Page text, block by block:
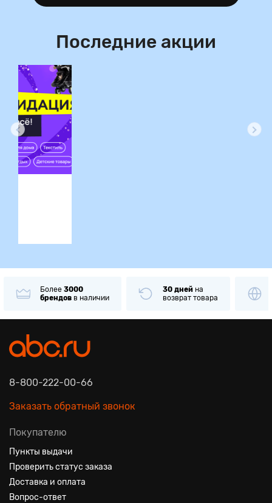
Последние акции
3000
в наличии
30 днейна
возврат товара
товары
8-800-222-00-66
Заказать обратный звонок
Покупателю
Пункты выдачи
Проверить статус заказа
Доставка и оплата
Вопрос-ответ